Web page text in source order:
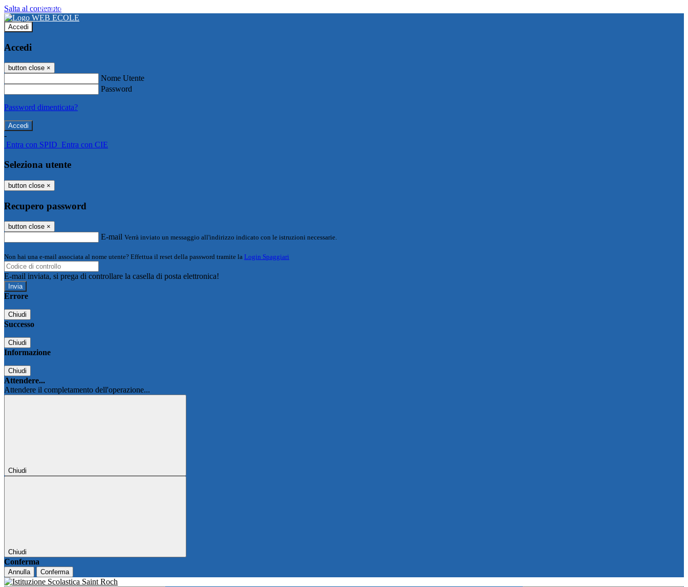
Salta al contenuto
WEB ECOLE
Accedi
Accedi
button close ×
Nome Utente
Password
Password dimenticata?
-
Entra con SPID Entra con CIE
Seleziona utente
button close ×
Recupero password
button close ×
E-mail Verrà inviato un messaggio all'indirizzo indicato con le istruzioni necessarie.
Non hai una e-mail associata al nome utente? Effettua il reset della password tramite la Login Spaggiari
E-mail inviata, si prega di controllare la casella di posta elettronica!
Errore
Chiudi
Successo
Chiudi
Informazione
Chiudi
Attendere...
Attendere il completamento dell'operazione...
Chiudi
Chiudi
Conferma
Annulla Conferma